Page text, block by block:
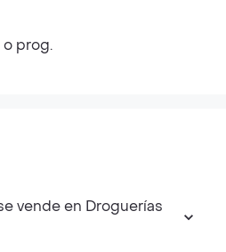
o prog.
vende en Droguerías